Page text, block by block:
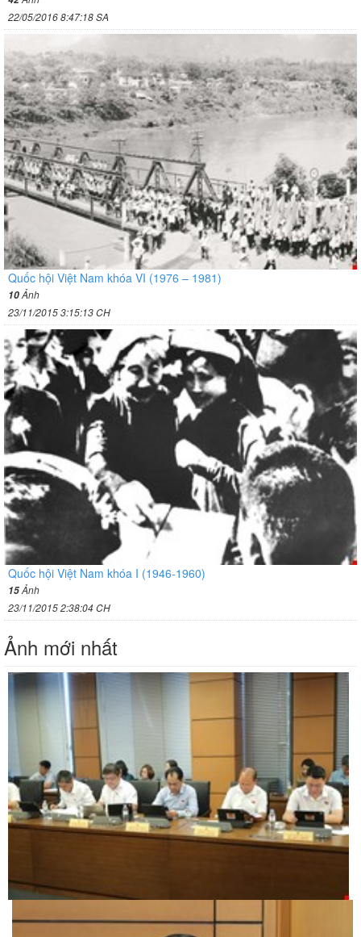
22/05/2016 8:47:18 SA
Quốc hội Việt Nam khóa VI (1976 – 1981)
10Ảnh
23/11/2015 3:15:13 CH
Quốc hội Việt Nam khóa I (1946-1960)
15Ảnh
23/11/2015 2:38:04 CH
Ảnh mới nhất